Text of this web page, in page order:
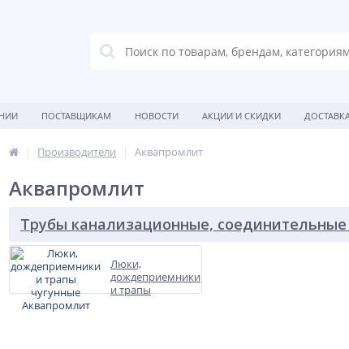
ПОСТАВЩИКАМ НОВОСТИ АКЦИИ И СКИДКИ
Производители Аквапромлит
Аквапромлит
Трубы канализационные,
Люки,
дождеприемники
и трапы